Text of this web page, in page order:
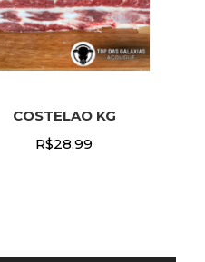
COSTELAO KG
R$28,99